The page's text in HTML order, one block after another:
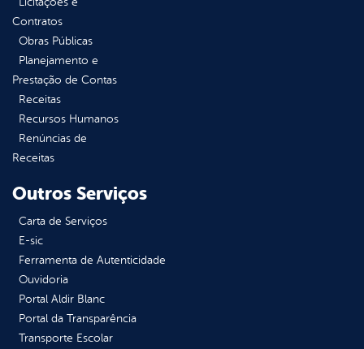
Contratos
Obras Públicas
Planejamento e
Prestação de Contas
Receitas
Recursos Humanos
Renúncias de
Receitas
Outros Serviços
Carta de Serviços
E-sic
Ferramenta de Autenticidade
Ouvidoria
Portal Aldir Blanc
Portal da Transparência
Transporte Escolar